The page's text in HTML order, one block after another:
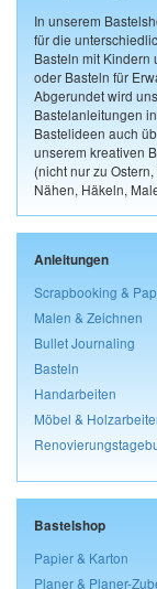
In unserem
für die
Basteln mit Kindern
oder Basteln für
Abgerundet wird
Bastelanleitungen
Bastelideen auch
unserem kreativen
(nicht nur zu
Nähen, Häkeln,
Anleitungen
Scrapbooking &
Malen & Zeichnen
Bullet Journaling
Basteln
Handarbeiten
Möbel &
Bastelshop
Papier & Karton
Planer & Planer-